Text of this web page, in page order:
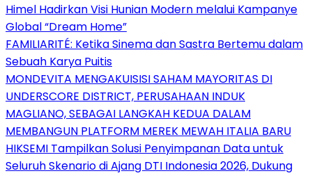
Himel Hadirkan Visi Hunian Modern melalui Kampanye
Global “Dream Home”
FAMILIARITÉ: Ketika Sinema dan Sastra Bertemu dalam
Sebuah Karya Puitis
MONDEVITA MENGAKUISISI SAHAM MAYORITAS DI
UNDERSCORE DISTRICT, PERUSAHAAN INDUK
MAGLIANO, SEBAGAI LANGKAH KEDUA DALAM
MEMBANGUN PLATFORM MEREK MEWAH ITALIA BARU
HIKSEMI Tampilkan Solusi Penyimpanan Data untuk
Seluruh Skenario di Ajang DTI Indonesia 2026, Dukung